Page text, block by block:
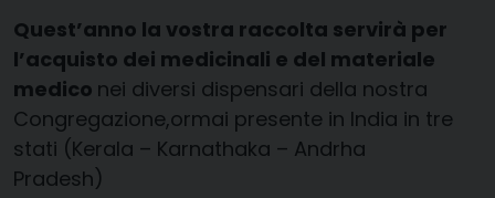
Quest’anno la vostra raccolta servirà per
l’acquisto dei medicinali e del materiale
medico nei diversi dispensari della nostra
Congregazione,ormai presente in India in tre
stati (Kerala – Karnathaka – Andrha
Pradesh)